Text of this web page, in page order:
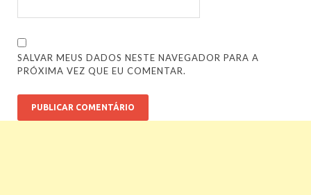
SALVAR MEUS DADOS NESTE NAVEGADOR PARA A
PRÓXIMA VEZ QUE EU COMENTAR.